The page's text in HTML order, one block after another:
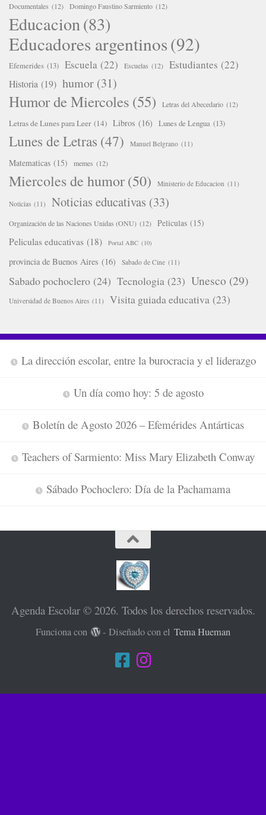
Documentales (12) Domingo Faustino Sarmiento (12)
Educacion (83)
Educadores argentinos(92)
Efemerides (13) Escuela (22) Escuelas (12) Estudiantes (22)
Historia (19) humor (31)
Humor de Miercoles (55) Letras del Abecedario (12)
Letras de Lunes para Leer (14) Libros (16) Lunes de Lengua (13)
Lunes de Letras (47) Manuel Belgrano (11)
Matematicas (15) memes (12)
Miercoles de humor(50) Ministerio de Educacion (11)
Noticias (11) Noticias educativas (33)
Organización de las Naciones Unidas (ONU) (12) Peliculas (15)
Peliculas educativas (18) Portal ABC (10)
provincia de Buenos Aires (16) Sabado de Cine (11)
Sabado pochoclero (24) Tecnologia (23) Unesco (29)
Universidad de Buenos Aires (11) Visita guiada educativa (23)
La dirección escolar, entre la burocracia y el liderazgo
Un día como hoy: 5 de agosto
Boletín de Agosto 2026 – Efemérides Antárticas
Teachers of Sarmiento: Miss Mary Elizabeth Conway
Sábado Pochoclero: Día de la Pachamama
Agenda Escolar © 2026. Todos los derechos reservados.
Funciona con - Diseñado con elTema Hueman